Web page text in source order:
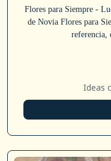
Flores para Siempre -
de Novia Flores para
referencia,
Ideas